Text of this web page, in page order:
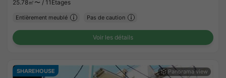
25.78㎡〜 / 11Etages
Entièrement meublé Pas de caution
Voir les détails
SHAREHOUSE